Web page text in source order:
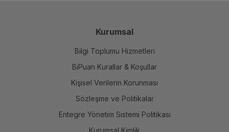
Kurumsal
Bilgi Toplumu Hizmetleri
BiPuan Kurallar & Koşullar
Kişisel Verilerin Korunması
Sözleşme ve Politikalar
Entegre Yönetim Sistemi Politikası